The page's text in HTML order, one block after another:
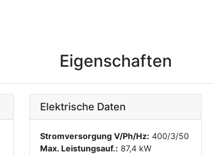
Eigenschaften
Elektrische Daten
Stromversorgung V/Ph/Hz: 400/3/50
Max. Leistungsauf.: 87,4 kW